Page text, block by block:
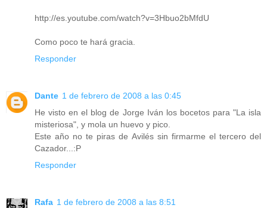
http://es.youtube.com/watch?v=3Hbuo2bMfdU
Como poco te hará gracia.
Responder
Dante 1 de febrero de 2008 a las 0:45
He visto en el blog de Jorge Iván los bocetos para "La isla
misteriosa", y mola un huevo y pico.
Este año no te piras de Avilés sin firmarme el tercero del
Cazador...:P
Responder
Rafa 1 de febrero de 2008 a las 8:51